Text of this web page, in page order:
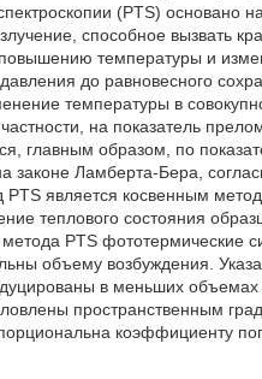
(PTS) основано
способное вызвать
температуры и
до равновесного
температуры в
на показатель
главным образом, по
законе Ламберта-Бера,
PTS является косвенным
теплового состояния
PTS фототермические
объему возбуждения.
в меньших
пространственным
коэффициенту